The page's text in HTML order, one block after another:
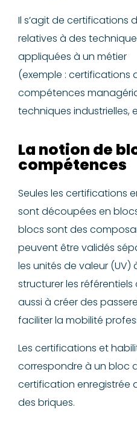
Il s’agit de certifications
relatives à des
appliquées à un métier
(exemple : certifications
compétences
techniques industrielles,
La notion de
compétences
Seules les certifications
sont découpées en
blocs sont des
peuvent être validés
les unités de valeur (UV)
structurer les
aussi à créer des
faciliter la mobilité
Les certifications et
correspondre à un bloc
certification enregistrée
des briques.